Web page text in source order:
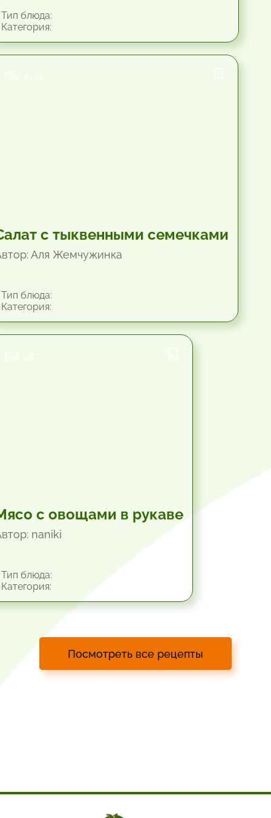
блюда:
с тыквенными семечками
Аля Жемчужинка
блюда:
с овощами в рукаве
naniki
блюда:
Посмотреть все рецепты